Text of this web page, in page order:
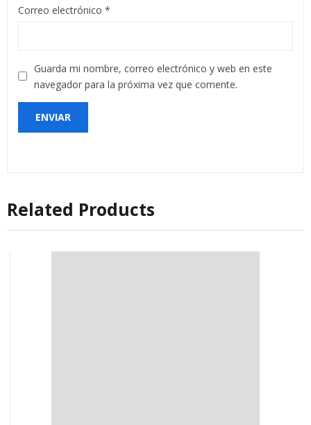
Correo electrónico *
Guarda mi nombre, correo electrónico y web en este
navegador para la próxima vez que comente.
Related Products